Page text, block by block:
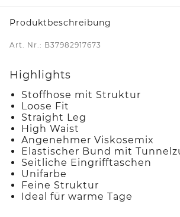
Produktbeschreibung
Art. Nr.: B37982917673
Highlights
Stoffhose mit Struktur
Loose Fit
Straight Leg
High Waist
Angenehmer Viskosemix
Elastischer Bund mit
Seitliche Eingrifftaschen
Unifarbe
Feine Struktur
Ideal für warme Tage